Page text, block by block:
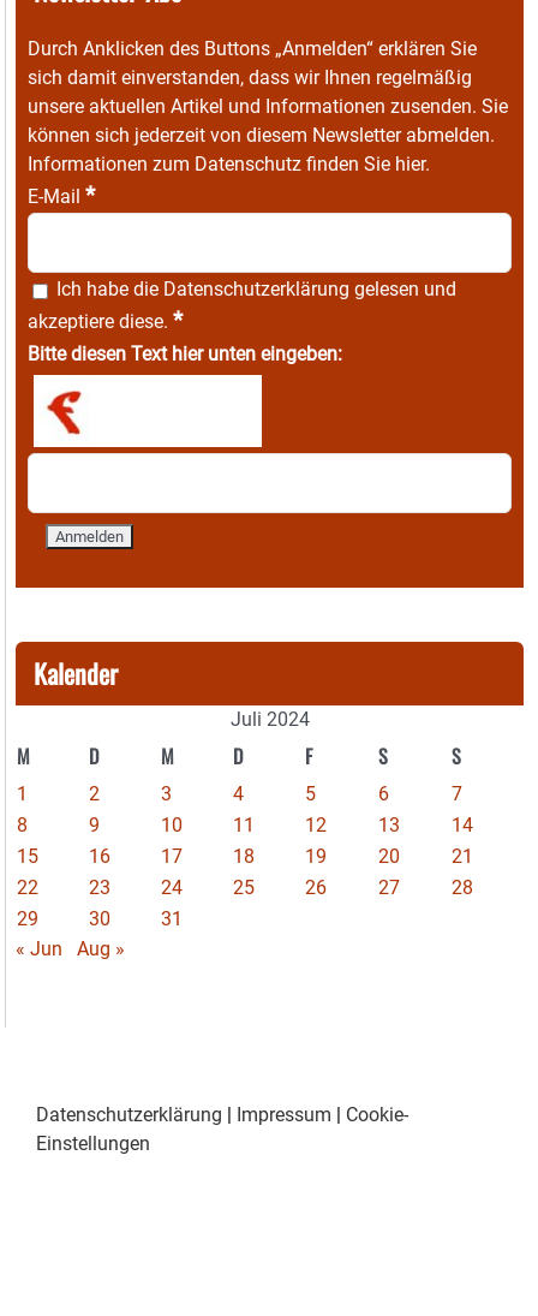
Durch Anklicken des Buttons „Anmelden“ erklären Sie
sich damit einverstanden, dass wir Ihnen regelmäßig
unsere aktuellen Artikel und Informationen zusenden. Sie
können sich jederzeit von diesem Newsletter abmelden.
Informationen zum Datenschutz finden Sie hier.
E-Mail *
Ich habe die Datenschutzerklärung gelesen und
akzeptiere diese. *
Bitte diesen Text hier unten eingeben:
Kalender
Juli 2024
M D M D F S S
1 2 3 4 5 6
7
8
9 10 11 12 13
14
15
16 17 18 19 20
21
22
23 24 25 26 27
28
29
30
31
« Jun
Aug »
Datenschutzerklärung Impressum
Cookie-
Einstellungen